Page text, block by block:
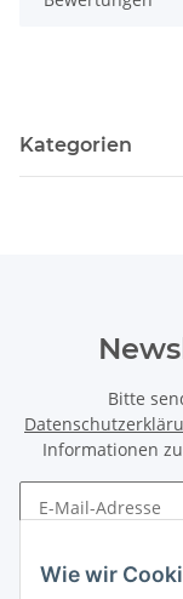
Wie wir
Kategorien
Bitte
Informationen